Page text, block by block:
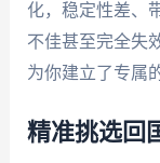
化，稳定性差、
不佳甚至完全失效
为你建立了专属
精准挑选回